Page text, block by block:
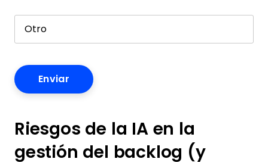
Riesgos de la IA en la
gestión del backlog (y